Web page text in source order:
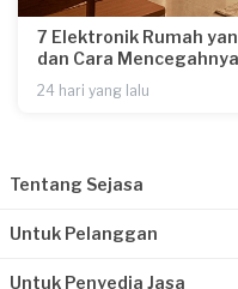
7 Elektronik Rumah
dan Cara Mencegahnya
24 hari yang lalu
Tentang Sejasa
Untuk Pelanggan
Untuk Penyedia Jasa